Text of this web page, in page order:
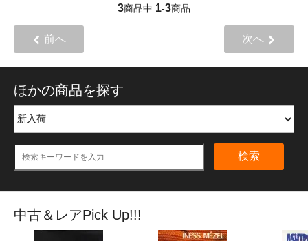
3商品中 1-3商品
前へ 次へ
ほかの商品を探す
検索
中古＆レアPick Up!!!